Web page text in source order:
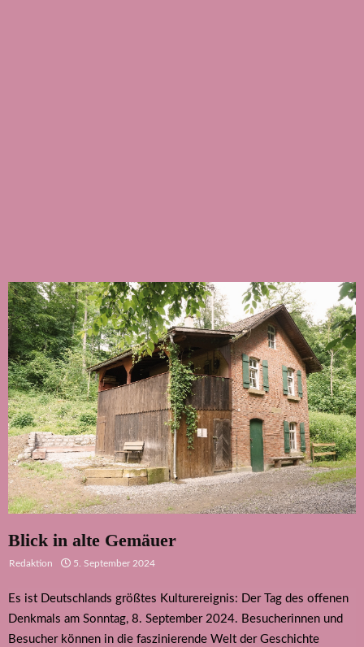
Blick in alte Gemäuer
Redaktion 5. September 2024
Es ist Deutschlands größtes Kulturereignis: Der Tag des offenen
Denkmals am Sonntag, 8. September 2024. Besucherinnen und
Besucher können in die faszinierende Welt der Geschichte